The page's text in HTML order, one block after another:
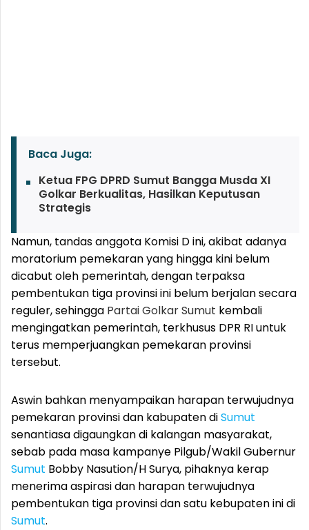
Baca Juga:
Ketua FPG DPRD Sumut Bangga Musda XI
Golkar Berkualitas, Hasilkan Keputusan
Strategis
Namun, tandas anggota Komisi D ini, akibat adanya
moratorium pemekaran yang hingga kini belum
dicabut oleh pemerintah, dengan terpaksa
pembentukan tiga provinsi ini belum berjalan secara
reguler, sehingga Partai GolkarSumut kembali
mengingatkan pemerintah, terkhusus DPR RI untuk
terus memperjuangkan pemekaran provinsi
tersebut.
Aswin bahkan menyampaikan harapan terwujudnya
pemekaran provinsi dan kabupaten diSumut
senantiasa digaungkan di kalangan masyarakat,
sebab pada masa kampanye Pilgub/Wakil Gubernur
Sumut Bobby Nasution/H Surya, pihaknya kerap
menerima aspirasi dan harapan terwujudnya
pembentukan tiga provinsi dan satu kebupaten ini di
Sumut.